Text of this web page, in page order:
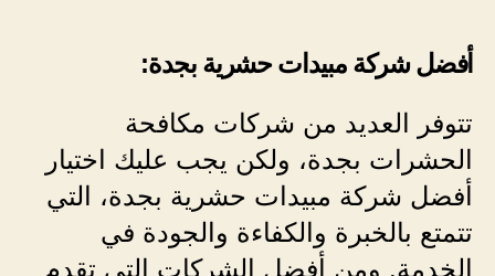
أفضل شركة مبيدات حشرية بجدة:
تتوفر العديد من شركات مكافحة
الحشرات بجدة، ولكن يجب عليك اختيار
أفضل شركة مبيدات حشرية بجدة، التي
تتمتع بالخبرة والكفاءة والجودة في
الخدمة. ومن أفضل الشركات التي تقدم